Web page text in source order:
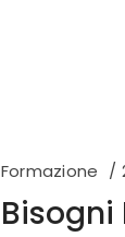
Formazione
Bisogni